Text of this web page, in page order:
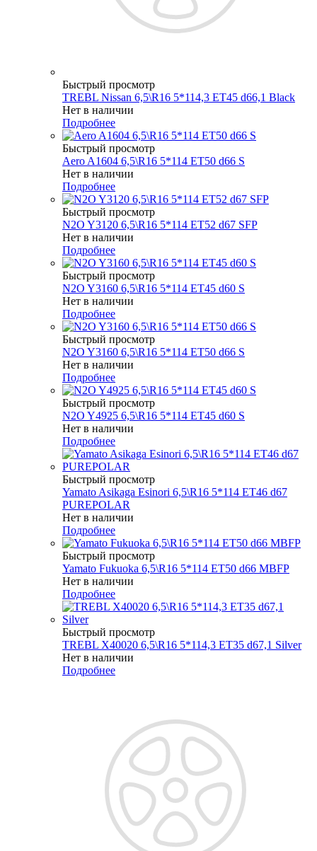
Быстрый просмотр
TREBL Nissan 6,5\R16 5*114,3 ET45 d66,1 Black
Нет в наличии
Подробнее
Быстрый просмотр
Aero A1604 6,5\R16 5*114 ET50 d66 S
Нет в наличии
Подробнее
Быстрый просмотр
N2O Y3120 6,5\R16 5*114 ET52 d67 SFP
Нет в наличии
Подробнее
Быстрый просмотр
N2O Y3160 6,5\R16 5*114 ET45 d60 S
Нет в наличии
Подробнее
Быстрый просмотр
N2O Y3160 6,5\R16 5*114 ET50 d66 S
Нет в наличии
Подробнее
Быстрый просмотр
N2O Y4925 6,5\R16 5*114 ET45 d60 S
Нет в наличии
Подробнее
Быстрый просмотр
Yamato Asikaga Esinori 6,5\R16 5*114 ET46 d67
PUREPOLAR
Нет в наличии
Подробнее
Быстрый просмотр
Yamato Fukuoka 6,5\R16 5*114 ET50 d66 MBFP
Нет в наличии
Подробнее
Быстрый просмотр
TREBL X40020 6,5\R16 5*114,3 ET35 d67,1 Silver
Нет в наличии
Подробнее